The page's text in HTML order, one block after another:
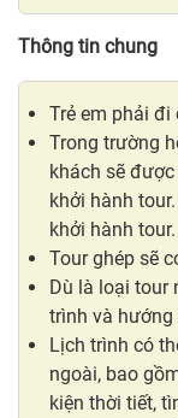
Thông tin chung
Trẻ em phải
Trong trường
khách sẽ
khởi hành
khởi hành tour.
Tour ghép sẽ
Dù là loại tour
trình và
Lịch trình có
ngoài, bao
kiện thời tiết,